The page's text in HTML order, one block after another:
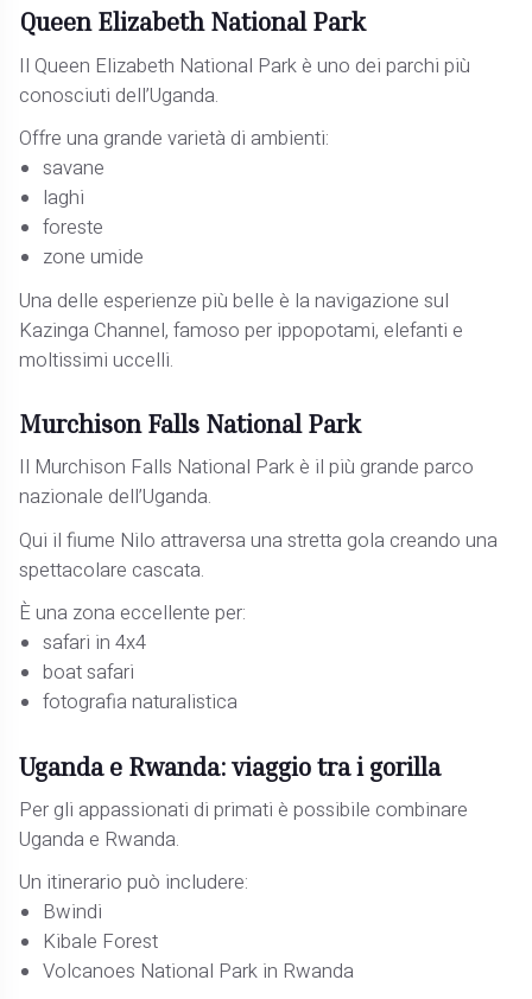
Queen Elizabeth National Park
Il Queen Elizabeth National Park è uno dei parchi più
conosciuti dell’Uganda.
Offre una grande varietà di ambienti:
savane
laghi
foreste
zone umide
Una delle esperienze più belle è la navigazione sul
Kazinga Channel, famoso per ippopotami, elefanti e
moltissimi uccelli.
Murchison Falls National Park
Il Murchison Falls National Park è il più grande parco
nazionale dell’Uganda.
Qui il fiume Nilo attraversa una stretta gola creando una
spettacolare cascata.
È una zona eccellente per:
safari in 4x4
boat safari
fotografia naturalistica
Uganda e Rwanda: viaggio tra i gorilla
Per gli appassionati di primati è possibile combinare
Uganda e Rwanda.
Un itinerario può includere:
Bwindi
Kibale Forest
Volcanoes National Park in Rwanda